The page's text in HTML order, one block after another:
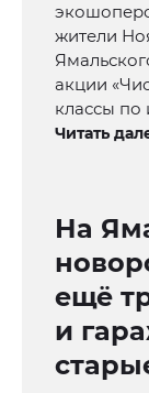
жители
акции
классы по
Читать
На
ещё
и